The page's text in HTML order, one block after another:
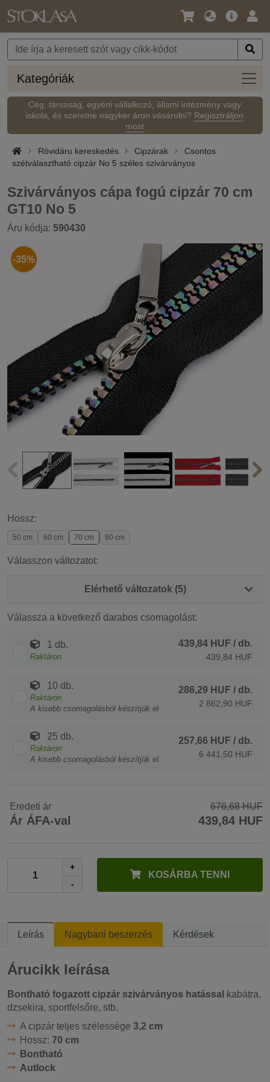
Nyelv
Pénznem
Fő
Kategóriák
Cég, társaság, egyéni vállalkozó, állami intézmény vagy
iskola, és szeretne nagyker áron vásárolni? Regisztráljon
most
Rövidáru kereskedés Cipzárak
Csontos
szétválasztható cipzár No 5 széles szivárványos
Szivárványos cápa fogú cipzár 70 cm
GT10 No 5
Áru kódja: 590430
-35%
Hossz:
50 cm 60 cm 70 cm 80 cm
Válasszon változatot:
Elérhető változatok (5)
Válassza a következő darabos csomagolást:
1 db.
Raktáron
439,84 HUF / db.
439,84 HUF
10 db.
Raktáron
A kisebb csomagolásból készítjük el
286,29 HUF / db.
2 862,90 HUF
25 db.
Raktáron
A kisebb csomagolásból készítjük el
257,66 HUF / db.
6 441,50 HUF
Eredeti ár 676,68 HUF
Ár ÁFA-val 439,84 HUF
+
-
KOSÁRBA TENNI
Leírás Nagybani beszerzés Kérdések
Árucikk leírása
Bontható fogazott cipzár szivárványos hatással kabátra,
dzsekira, sportfelsőre, stb.
A cipzár teljes szélessége 3,2 cm
Hossz: 70 cm
Bontható
Autlock